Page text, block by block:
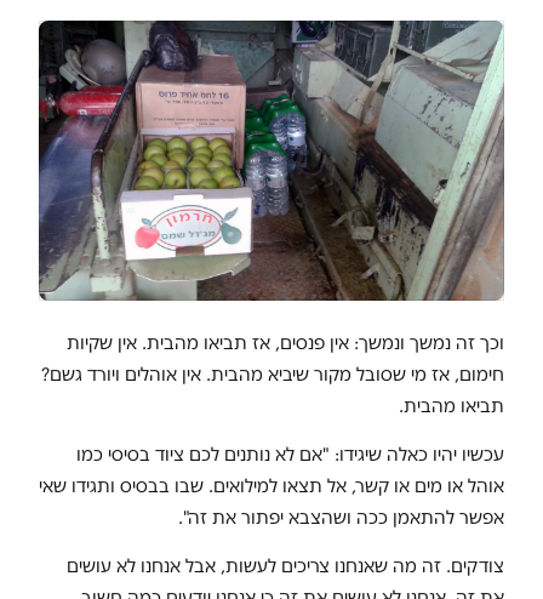
וכך זה נמשך ונמשך: אין פנסים, אז תביאו מהבית. אין שקיות
חימום, אז מי שסובל מקור שיביא מהבית. אין אוהלים ויורד גשם?
תביאו מהבית.
עכשיו יהיו כאלה שיגידו: "אם לא נותנים לכם ציוד בסיסי כמו
אוהל או מים או קשר, אל תצאו למילואים. שבו בבסיס ותגידו שאי
אפשר להתאמן ככה ושהצבא יפתור את זה".
צודקים. זה מה שאנחנו צריכים לעשות, אבל אנחנו לא עושים